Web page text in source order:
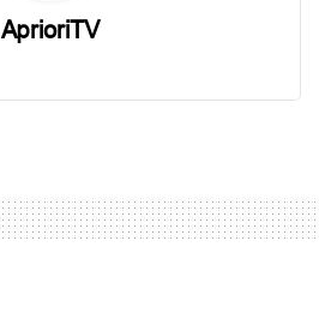
AprioriTV